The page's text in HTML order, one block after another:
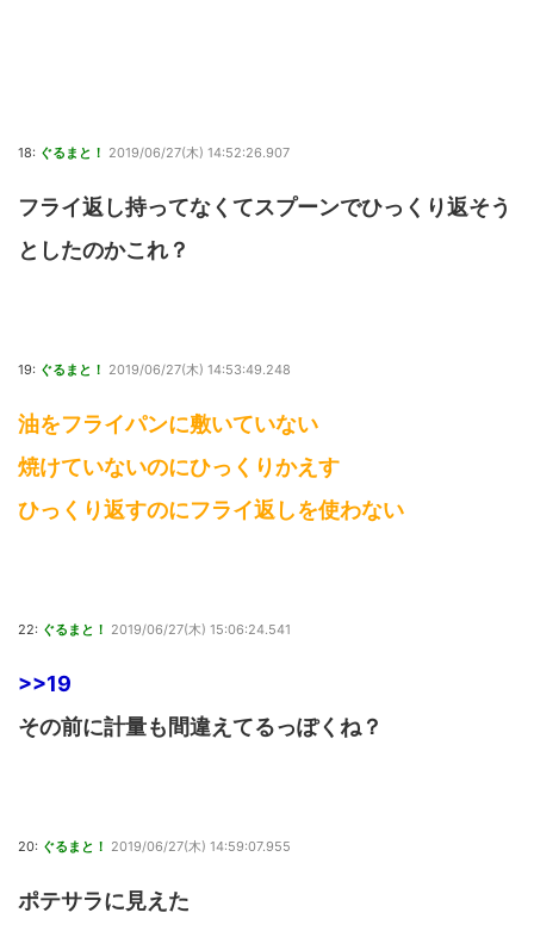
18: ぐるまと！ 2019/06/27(木) 14:52:26.907
フライ返し持ってなくてスプーンでひっくり返そう
としたのかこれ？
19: ぐるまと！ 2019/06/27(木) 14:53:49.248
油をフライパンに敷いていない
焼けていないのにひっくりかえす
ひっくり返すのにフライ返しを使わない
22: ぐるまと！ 2019/06/27(木) 15:06:24.541
>>19
その前に計量も間違えてるっぽくね？
20: ぐるまと！ 2019/06/27(木) 14:59:07.955
ポテサラに見えた